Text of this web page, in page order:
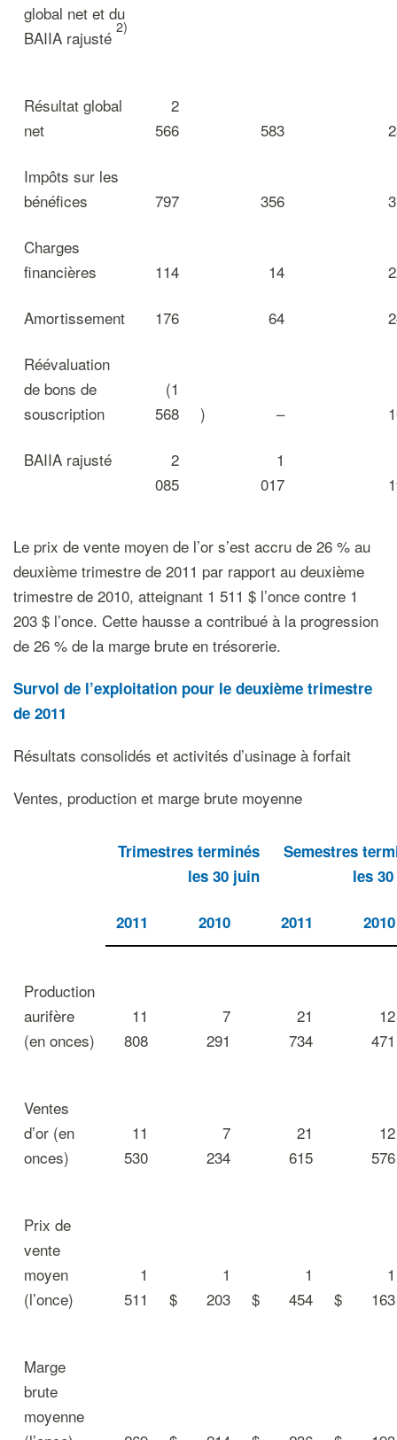
global net et du
BAIIA rajusté
2)
Résultat global
net
2
566
583
Impôts sur les
bénéfices
797 356
Charges
financières
114 14
Amortissement 176 64
Réévaluation
de bons de
souscription
(1
568
) –
BAIIA rajusté
2
085
1
017
Le prix de vente moyen de l’or s’est accru de 26 % au
deuxième trimestre de 2011 par rapport au deuxième
trimestre de 2010, atteignant 1 511 $ l’once contre 1
203 $ l’once. Cette hausse a contribué à la progression
de 26 % de la marge brute en trésorerie.
Survol de l’exploitation pour le deuxième trimestre
de 2011
Résultats consolidés et activités d’usinage à forfait
Ventes, production et marge brute moyenne
Trimestres terminés
les 30 juin
Semestres
les
2011 2010 2011 2010
Production
aurifère
(en onces)
11
808
7
291
21
734
12
471
Ventes
d’or (en
onces)
11
530
7
234
21
615
12
576
Prix de
vente
moyen
(l’once)
1
511
$
1
203
$
1
454
$
1
163
Marge
brute
moyenne